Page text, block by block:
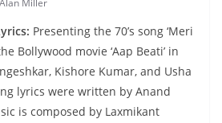
Alan Miller
Presenting the 70’s song ‘Meri
Bollywood movie ‘Aap Beati’ in
Kishore Kumar, and Usha
lyrics were written by Anand
is composed by Laxmikant